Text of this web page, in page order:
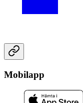
Mobilapp